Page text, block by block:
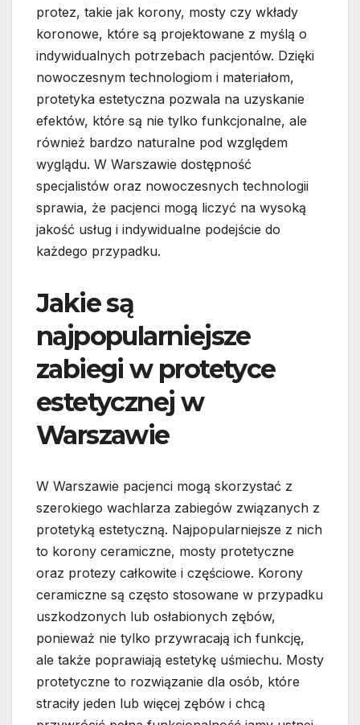
protez, takie jak korony, mosty czy wkłady
koronowe, które są projektowane z myślą o
indywidualnych potrzebach pacjentów. Dzięki
nowoczesnym technologiom i materiałom,
protetyka estetyczna pozwala na uzyskanie
efektów, które są nie tylko funkcjonalne, ale
również bardzo naturalne pod względem
wyglądu. W Warszawie dostępność
specjalistów oraz nowoczesnych technologii
sprawia, że pacjenci mogą liczyć na wysoką
jakość usług i indywidualne podejście do
każdego przypadku.
Jakie są
najpopularniejsze
zabiegi w protetyce
estetycznej w
Warszawie
W Warszawie pacjenci mogą skorzystać z
szerokiego wachlarza zabiegów związanych z
protetyką estetyczną. Najpopularniejsze z nich
to korony ceramiczne, mosty protetyczne
oraz protezy całkowite i częściowe. Korony
ceramiczne są często stosowane w przypadku
uszkodzonych lub osłabionych zębów,
ponieważ nie tylko przywracają ich funkcję,
ale także poprawiają estetykę uśmiechu. Mosty
protetyczne to rozwiązanie dla osób, które
straciły jeden lub więcej zębów i chcą